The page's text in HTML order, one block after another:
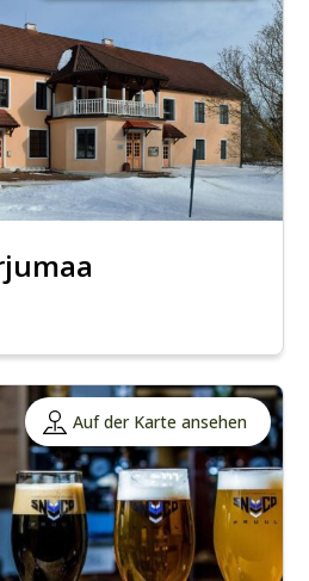
Auf der Karte ansehen